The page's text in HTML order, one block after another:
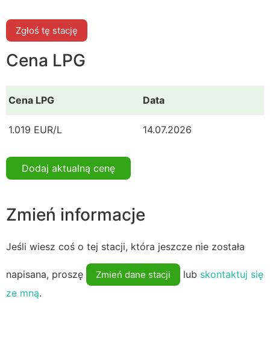
Zgłoś tę stację
Cena LPG
Cena LPG Data
1.019 EUR/L 14.07.2026
Dodaj aktualną cenę
Zmień informacje
Jeśli wiesz coś o tej stacji, która jeszcze nie została
napisana, proszę Zmień dane stacji lub skontaktuj się
ze mną.